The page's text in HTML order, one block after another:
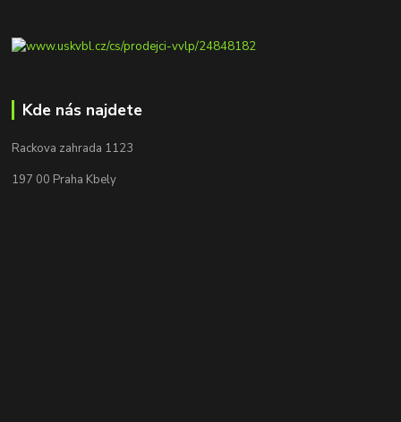
Kde nás najdete
Rackova zahrada 1123
197 00 Praha Kbely